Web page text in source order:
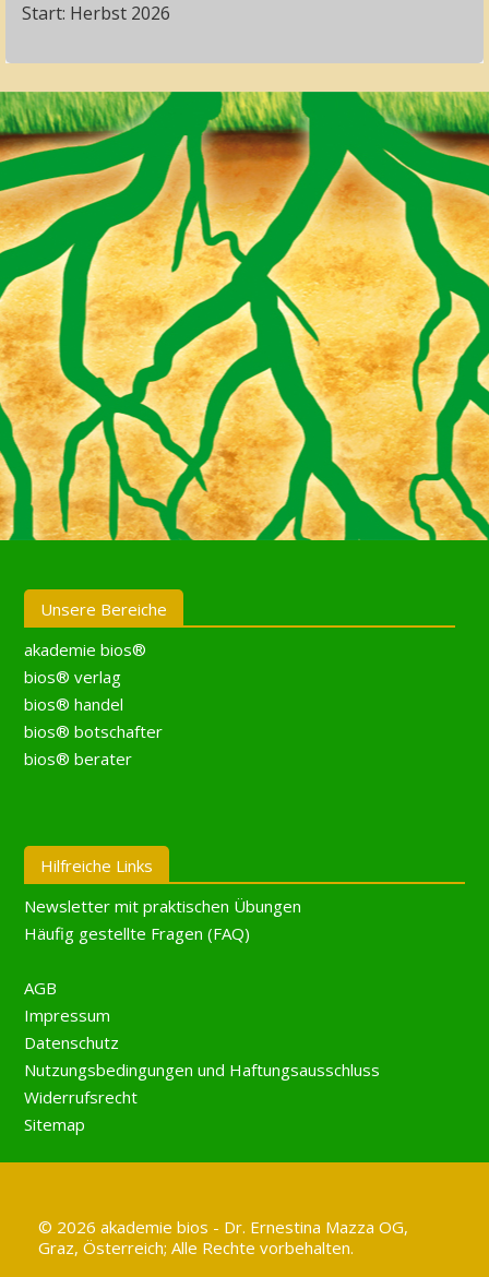
Start: Herbst 2026
Unsere Bereiche
akademie bios®
bios® verlag
bios® handel
bios® botschafter
bios® berater
Hilfreiche Links
Newsletter mit praktischen Übungen
Häufig gestellte Fragen (FAQ)
AGB
Impressum
Datenschutz
Nutzungsbedingungen und Haftungsausschluss
Widerrufsrecht
Sitemap
© 2026 akademie bios - Dr. Ernestina Mazza OG,
Graz, Österreich; Alle Rechte vorbehalten.